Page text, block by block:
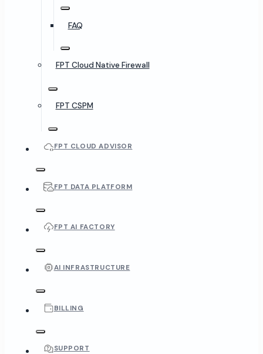
FAQ
FPT Cloud Native Firewall
FPT CSPM
FPT CLOUD ADVISOR
FPT DATA PLATFORM
FPT AI FACTORY
AI INFRASTRUCTURE
BILLING
SUPPORT